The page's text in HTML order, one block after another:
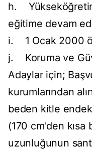
h.
eğitime devam
i. 1 Ocak 2000
j. Koruma ve
Adaylar için;
kurumlarından
beden kitle
(170 cm'den
uzunluğunun